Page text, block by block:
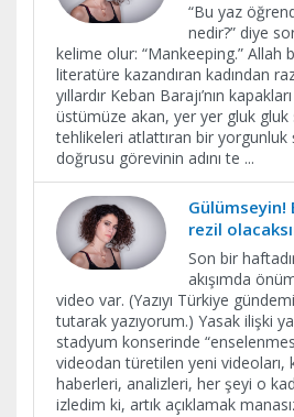
“Bu yaz
nedir?” diye
kelime olur: “Mankeeping.” Allah
literatüre kazandıran kadından
yıllardır Keban Barajı’nın
üstümüze akan, yer yer gluk
tehlikeleri atlattıran bir yorgunluk
doğrusu görevinin adını te ...
Gülümseyin!
rezil
Son bir
akışımda
video var. (Yazıyı Türkiye
tutarak yazıyorum.) Yasak ilişki
stadyum konserinde
videodan türetilen yeni videoları,
haberleri, analizleri, her şeyi o
izledim ki, artık açıklamak